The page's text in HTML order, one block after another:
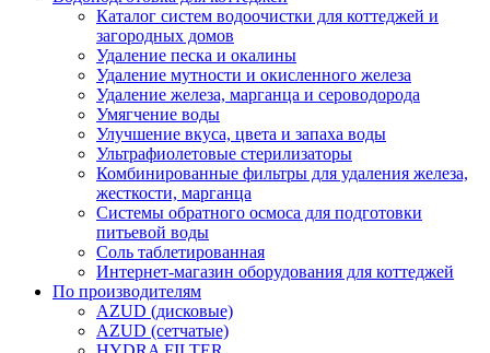
Каталог систем водоочистки для коттеджей и
загородных домов
Удаление песка и окалины
Удаление мутности и окисленного железа
Удаление железа, марганца и сероводорода
Умягчение воды
Улучшение вкуса, цвета и запаха воды
Ультрафиолетовые стерилизаторы
Комбинированные фильтры для удаления железа,
жесткости, марганца
Системы обратного осмоса для подготовки
питьевой воды
Соль таблетированная
Интернет-магазин оборудования для коттеджей
По производителям
AZUD (дисковые)
AZUD (сетчатые)